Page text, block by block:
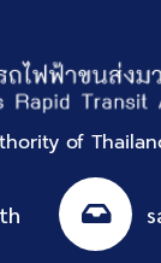
of